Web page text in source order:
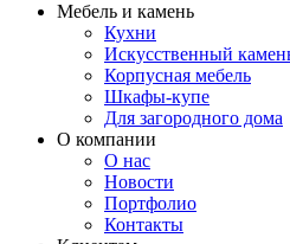
Мебель и камень
Кухни
Искусственный
Корпусная мебель
Шкафы-купе
Для загородного дома
О компании
О нас
Новости
Портфолио
Контакты